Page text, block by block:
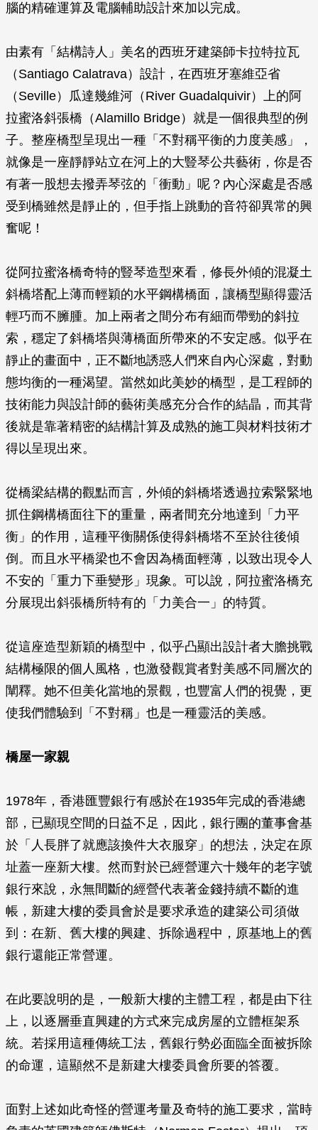
腦的精確運算及電腦輔助設計來加以完成。
由素有「結構詩人」美名的西班牙建築師卡拉特拉瓦
（Santiago Calatrava）設計，在西班牙塞維亞省
（Seville）瓜達幾維河（River Guadalquivir）上的阿
拉蜜洛斜張橋（Alamillo Bridge）就是一個很典型的例
子。整座橋型呈現出一種「不對稱平衡的力度美感」，
就像是一座靜靜站立在河上的大豎琴公共藝術，你是否
有著一股想去撥弄琴弦的「衝動」呢？內心深處是否感
受到橋雖然是靜止的，但手指上跳動的音符卻異常的興
奮呢！
從阿拉蜜洛橋奇特的豎琴造型來看，修長外傾的混凝土
斜橋塔配上薄而輕穎的水平鋼構橋面，讓橋型顯得靈活
輕巧而不臃腫。加上兩者之間分布有細而帶勁的斜拉
索，穩定了斜橋塔與薄橋面所帶來的不安定感。似乎在
靜止的畫面中，正不斷地誘惑人們來自內心深處，對動
態均衡的一種渴望。當然如此美妙的橋型，是工程師的
技術能力與設計師的藝術美感充分合作的結晶，而其背
後就是靠著精密的結構計算及成熟的施工與材料技術才
得以呈現出來。
從橋梁結構的觀點而言，外傾的斜橋塔透過拉索緊緊地
抓住鋼構橋面往下的重量，兩者間充分地達到「力平
衡」的作用，這種平衡關係使得斜橋塔不至於往後傾
倒。而且水平橋梁也不會因為橋面輕薄，以致出現令人
不安的「重力下垂變形」現象。可以說，阿拉蜜洛橋充
分展現出斜張橋所特有的「力美合一」的特質。
從這座造型新穎的橋型中，似乎凸顯出設計者大膽挑戰
結構極限的個人風格，也激發觀賞者對美感不同層次的
闡釋。她不但美化當地的景觀，也豐富人們的視覺，更
使我們體驗到「不對稱」也是一種靈活的美感。
橋屋一家親
1978年，香港匯豐銀行有感於在1935年完成的香港總
部，已顯現空間的日益不足，因此，銀行團的董事會基
於「人長胖了就應該換件大衣服穿」的想法，決定在原
址蓋一座新大樓。然而對於已經營運六十幾年的老字號
銀行來說，永無間斷的經營代表著金錢持續不斷的進
帳，新建大樓的委員會於是要求承造的建築公司須做
到：在新、舊大樓的興建、拆除過程中，原基地上的舊
銀行還能正常營運。
在此要說明的是，一般新大樓的主體工程，都是由下往
上，以逐層垂直興建的方式來完成房屋的立體框架系
統。若採用這種傳統工法，舊銀行勢必面臨全面被拆除
的命運，這顯然不是新建大樓委員會所要的答覆。
面對上述如此奇怪的營運考量及奇特的施工要求，當時